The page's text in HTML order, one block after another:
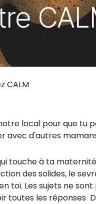
CALM
local pour que tu
avec d'autres
touche à ta
des solides, le
toi. Les sujets ne
toutes les réponses